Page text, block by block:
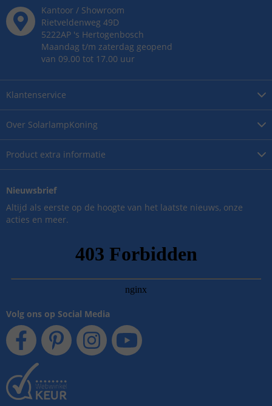
Over SolarlampKoning
Product extra informatie
Klantenservice
Kantoor / Showroom
Rietveldenweg 49D
5222AP 's Hertogenbosch
Maandag t/m zaterdag geopend
van 09.00 tot 17.00 uur
Nieuwsbrief
Altijd als eerste op de hoogte van het laatste nieuws, onze
acties en meer.
Volg ons op Social Media